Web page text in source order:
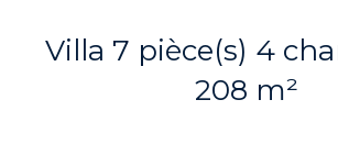
Villa 7 pièce(s) 4 chambre(s)
208 m²